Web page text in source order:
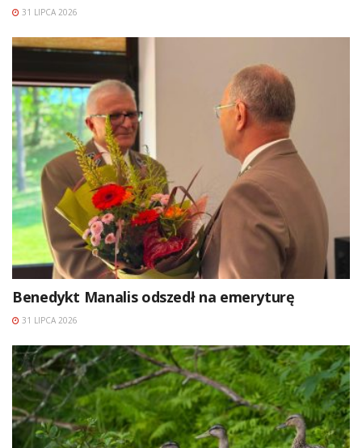
31 LIPCA 2026
Benedykt Manalis odszedł na emeryturę
31 LIPCA 2026